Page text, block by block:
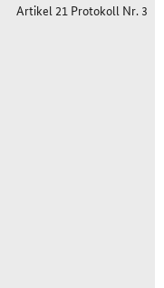
Artikel 21 Protokoll Nr. 3